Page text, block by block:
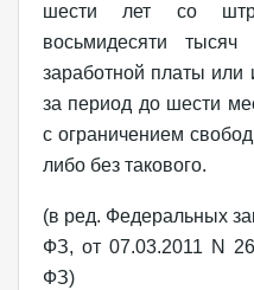
шести лет со
восьмидесяти
заработной платы или
за период до шести
с ограничением
либо без такового.
(в ред. Федеральных
ФЗ, от 07.03.2011 N
ФЗ)